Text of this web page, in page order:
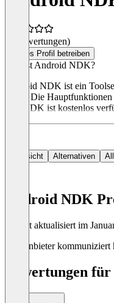
(0 Bewertungen)
Dieses Profil betreiben
Was ist Android NDK?
Android NDK ist ein
Apps. Die
Das NDK ist kostenlos
Übersicht Alternativen
Android NDK
Zuletzt aktualisiert im
Der Anbieter
Bewertungen